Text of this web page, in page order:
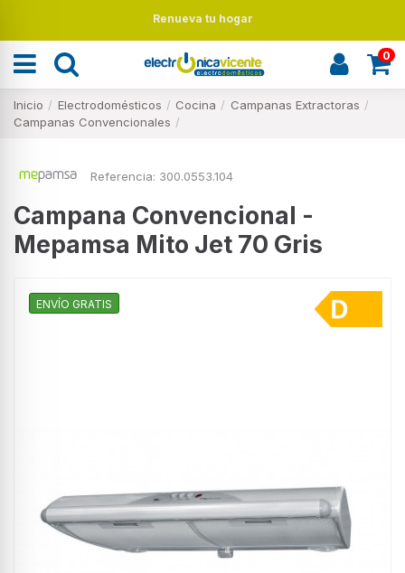
Renueva tu hogar
0
Inicio Electrodomésticos Cocina
Campanas Extractoras
Campanas Convencionales
Referencia: 300.0553.104
Campana Convencional -
Mepamsa Mito Jet 70 Gris
ENVÍO GRATIS